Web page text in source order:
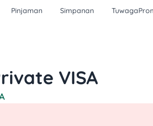
Pinjaman Simpanan
VISA